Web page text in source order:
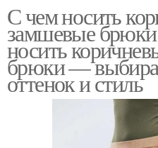
С чем носить
замшевые
носить
брюки —
оттенок и стиль